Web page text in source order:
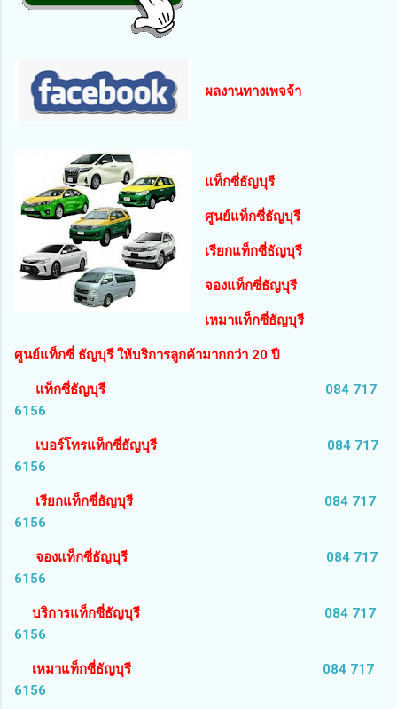
ผลงานทางเพจจ้า
แท็กซี่ธัญบุรี
ศูนย์แท็กซี่ธัญบุรี
เรียกแท็กซี่ธัญบุรี
จองแท็กซี่ธัญบุรี
เหมาแท็กซี่ธัญบุรี
ศูนย์แท็กซี่ ธัญบุรี ให้บริการลูกค้ามากกว่า 20 ปี
แท็กซี่ธัญบุรี 084 717
6156
เบอร์โทรแท็กซี่ธัญบุรี 084 717
6156
เรียกแท็กซี่ธัญบุรี 084 717
6156
จองแท็กซี่ธัญบุรี 084 717
6156
บริการแท็กซี่ธัญบุรี 084 717
6156
เหมาแท็กซี่ธัญบุรี 084 717
6156